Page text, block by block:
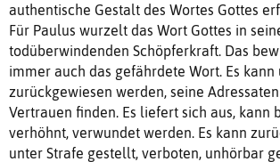
authentische Gestalt des Wortes Gottes
Für Paulus wurzelt das Wort Gottes in
todüberwindenden Schöpferkraft. Das
immer auch das gefährdete Wort. Es
zurückgewiesen werden, seine
Vertrauen finden. Es liefert sich aus, kann
verhöhnt, verwundet werden. Es kann
unter Strafe gestellt, verboten, unhörbar